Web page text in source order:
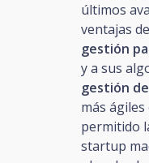
últimos
ventajas
gestión
y a sus
gestión
más ágiles
permitido
startup